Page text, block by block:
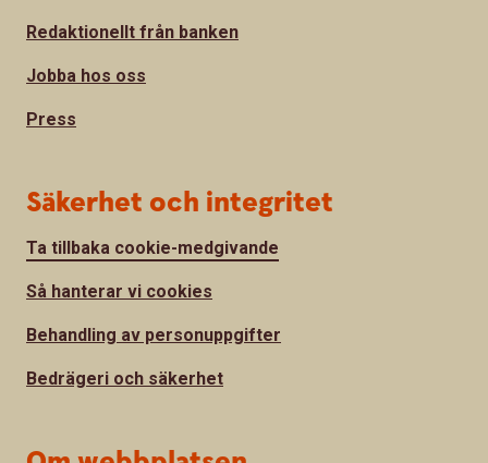
Redaktionellt från banken
Jobba hos oss
Press
Säkerhet och integritet
Ta tillbaka cookie-medgivande
Så hanterar vi cookies
Behandling av personuppgifter
Bedrägeri och säkerhet